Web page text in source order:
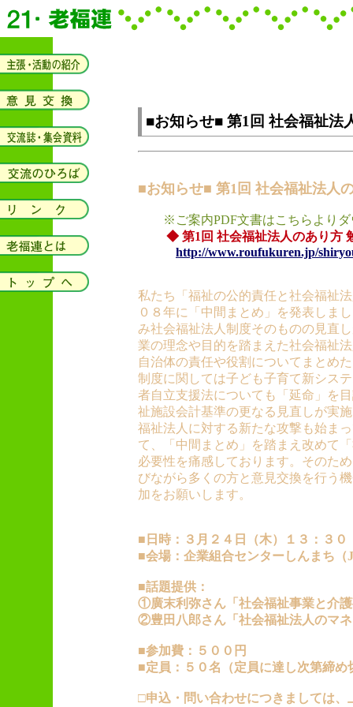
■お知らせ■ 第1回 社会福祉法
■お知らせ■ 第1回 社会福祉法人
※ご案内PDF文書はこちらよりダ
◆ 第1回 社会福祉法人のあり方 勉
http://www.roufukuren.jp/
私たち「福祉の公的責任と社会福祉
０８年に「中間まとめ」を発表しま
み社会福祉法人制度そのものの見直
業の理念や目的を踏まえた社会福祉
自治体の責任や役割についてまとめ
制度に関しては子ども子育て新シス
者自立支援法についても「延命」を
祉施設会計基準の更なる見直しが実
福祉法人に対する新たな攻撃も始ま
て、「中間まとめ」を踏まえ改めて
必要性を痛感しております。そのた
びながら多くの方と意見交換を行う
加をお願いします。
■日時：３月２４日（木）１３：３０
■会場：企業組合センターしんまち
■話題提供：
①廣末利弥さん「社会福祉事業と介
②豊田八郎さん「社会福祉法人のマ
■参加費：５００円
■定員：５０名（定員に達し次第締め
□申込・問い合わせにつきましては